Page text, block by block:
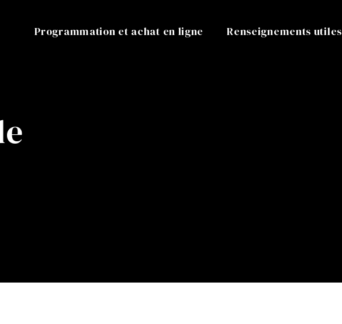
Programmation et achat en ligne Renseignements utiles